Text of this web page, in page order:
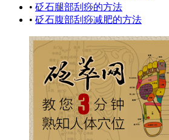
• 砭石腿部刮痧的方法
• 砭石腹部刮痧减肥的方法